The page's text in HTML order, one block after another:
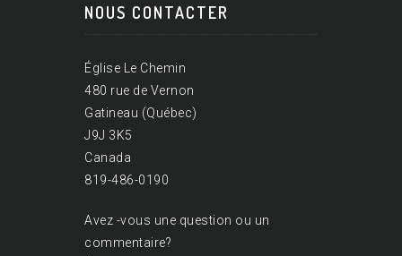
NOUS CONTACTER
Église Le Chemin
480 rue de Vernon
Gatineau (Québec)
J9J 3K5
Canada
819-486-0190
Avez -vous une question ou un
commentaire?